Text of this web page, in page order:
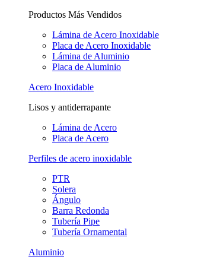
Productos Más Vendidos
Lámina de Acero Inoxidable
Placa de Acero Inoxidable
Lámina de Aluminio
Placa de Aluminio
Acero Inoxidable
Lisos y antiderrapante
Lámina de Acero
Placa de Acero
Perfiles de acero inoxidable
PTR
Solera
Ángulo
Barra Redonda
Tubería Pipe
Tubería Ornamental
Aluminio